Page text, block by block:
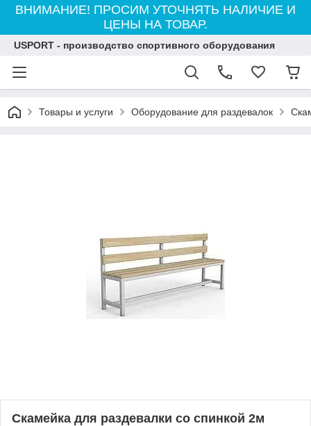
ВНИМАНИЕ! ПРОСИМ УТОЧНЯТЬ НАЛИЧИЕ И
ЦЕНЫ НА ТОВАР.
USPORT - производство спортивного оборудования
Товары и услуги Оборудование для раздевалок
Скамейка для раздевалки со спинкой 2м